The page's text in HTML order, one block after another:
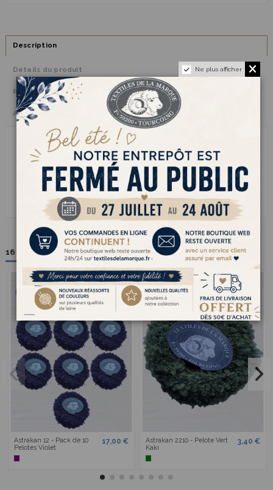
Description
Détails du produit
Reviews(0)
Avis clients
le fil à tricoter ASTRAKAN allie la douceur naturelle de lalpaga et de la
laine à la légèreté des fibres synthétiques pour un résultat à la fois
chaud et résistant. Sa texture légèrement bouclée crée un bel effet de
relief qui donne du caractère à tous les ouvrages. Agréable à tricoter il
offre un rendu original parfait pour les pulls volumineux les vestes
douces ou les accessoires dhiver. Un fil plein de charme pour des
créations tendances à la fois confortables et élégantes
16 autres produits dans la même catégorie :
Astrakan 12 - Pack de 10
Pelotes Violet
17,00 €
Astrakan 2210 - Pelote Vert
Kaki
3,40 €
Ne plus afficher